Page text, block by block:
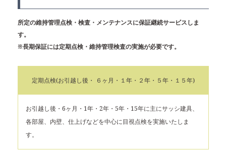
所定の維持管理点検・検査・メンテナンスに保証継続サービスしま
す。
※長期保証には定期点検・維持管理検査の実施が必要です。
定期点検(お引越し後・ ６ヶ月・１年・２年・５年・１５年)
お引越し後・6ヶ月・1年・2年・5年・15年に主にサッシ建具、
各部屋、内壁、仕上げなどを中心に目視点検を実施いたしま
す。